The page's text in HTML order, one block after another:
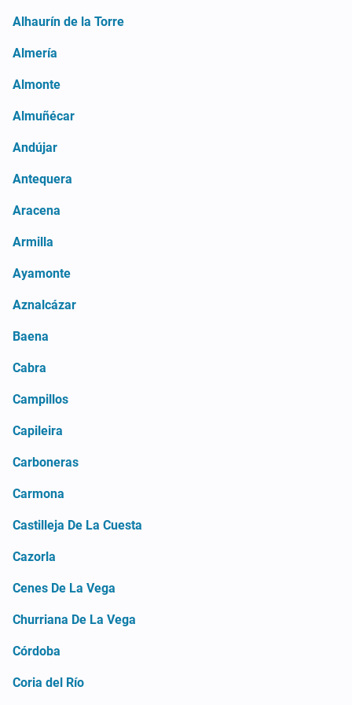
Alhaurín de la Torre
Almería
Almonte
Almuñécar
Andújar
Antequera
Aracena
Armilla
Ayamonte
Aznalcázar
Baena
Cabra
Campillos
Capileira
Carboneras
Carmona
Castilleja De La Cuesta
Cazorla
Cenes De La Vega
Churriana De La Vega
Córdoba
Coria del Río